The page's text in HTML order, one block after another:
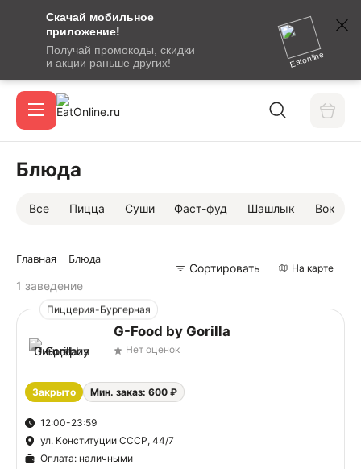
Скачай мобильное
приложение!
Получай промокоды, скидки
и акции раньше других!
Eatonline
сообщение
кодом
подтверждения
Акции
Блюда
Все Пицца Суши Фаст-фуд Шашлык Вок
Главная Блюда
1 заведение
Сортировать На карте
Пиццерия-Бургерная
G-Food by Gorilla
Нет оценок
Закрыто Мин. заказ: 600 ₽
12:00-23:59
ул. Конституции СССР, 44/7
Оплата: наличными